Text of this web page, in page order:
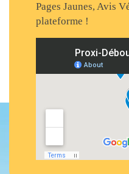
Pages Jaunes, Avis
plateforme !